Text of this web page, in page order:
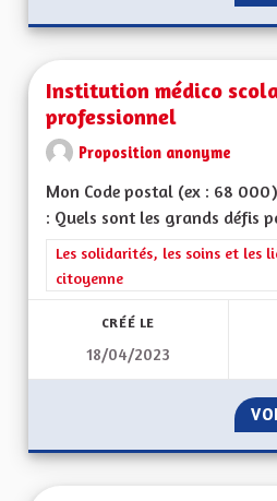
Institution médico
professionnel
Proposition anonyme
Mon Code postal (ex : 68
: Quels sont les grands défis
Filtrer les résultats de la
Les solidarités, les soins et les
citoyenne
CRÉÉ LE
18/04/2023